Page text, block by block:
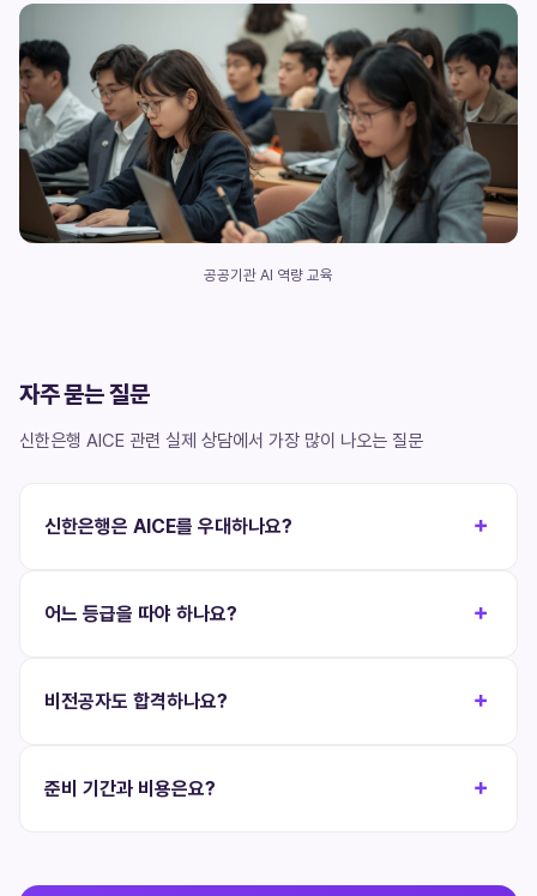
공공기관 AI 역량 교육
자주 묻는 질문
신한은행 AICE 관련 실제 상담에서 가장 많이 나오는 질문
신한은행은 AICE를 우대하나요?
어느 등급을 따야 하나요?
비전공자도 합격하나요?
준비 기간과 비용은요?